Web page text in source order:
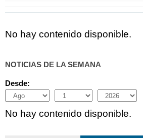
No hay contenido disponible.
NOTICIAS DE LA SEMANA
Desde:
Month
Day Year
No hay contenido disponible.